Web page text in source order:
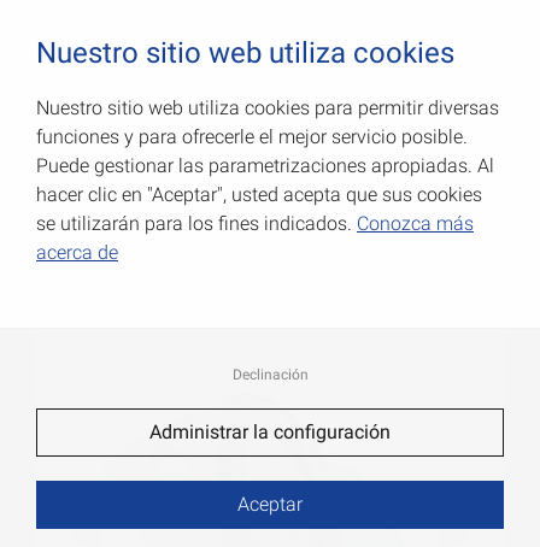
Placas con ojetes
Número de art.: 000076040Z
Nuestro sitio web utiliza cookies
Nuestro sitio web utiliza cookies para permitir diversas
funciones y para ofrecerle el mejor servicio posible.
Puede gestionar las parametrizaciones apropiadas. Al
hacer clic en "Aceptar", usted acepta que sus cookies
se utilizarán para los fines indicados. Conozca más
acerca de
Declinación
Administrar la configuración
Aceptar